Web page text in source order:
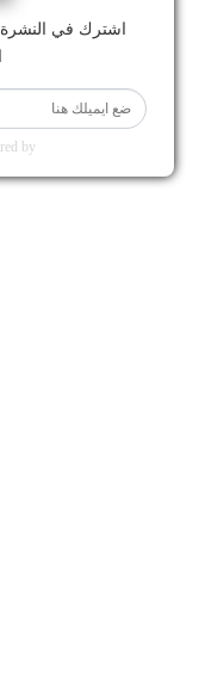
اشترك في النشرة
by